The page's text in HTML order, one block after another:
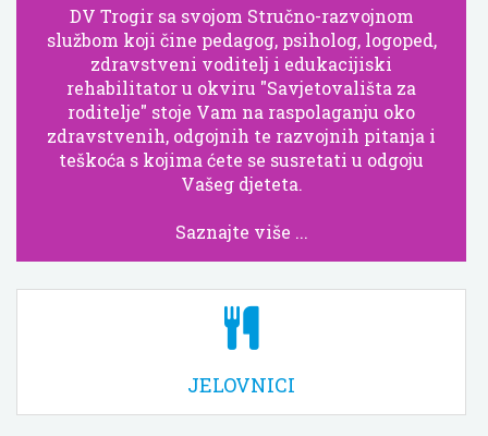
DV Trogir sa svojom Stručno-razvojnom
službom koji čine pedagog, psiholog, logoped,
zdravstveni voditelj i edukacijiski
rehabilitator u okviru "Savjetovališta za
roditelje" stoje Vam na raspolaganju oko
zdravstvenih, odgojnih te razvojnih pitanja i
teškoća s kojima ćete se susretati u odgoju
Vašeg djeteta.
Saznajte više ...
JELOVNICI